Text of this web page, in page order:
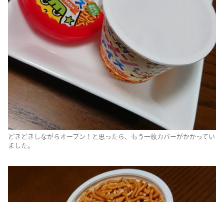
どきどきしながらオープン！と思ったら、もう一枚カバーがかかってい
ました。